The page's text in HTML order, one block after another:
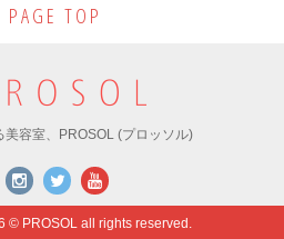
美容室、PROSOL (プロッソル)
PAGE TOP
© PROSOL all rights reserved.